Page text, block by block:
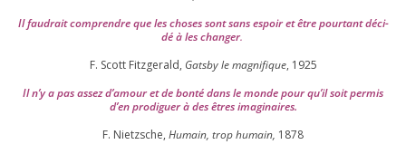
Il fau­drait com­prendre que les choses sont sans espoir et être pour­tant déci­
dé à les chan­ger.
F. Scott Fitzgerald, Gatsby le magni­fique, 1925
Il n’y a pas assez d’a­mour et de bon­té dans le monde pour qu’il soit per­mis
d’en pro­di­guer à des êtres imaginaires.
F. Nietzsche, Humain, trop humain, 1878